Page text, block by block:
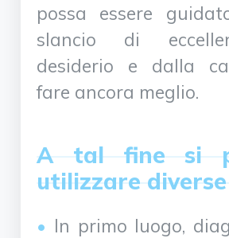
possa essere
slancio di
desiderio e dalla
fare ancora meglio.
A tal fine si
utilizzare
In primo luogo,